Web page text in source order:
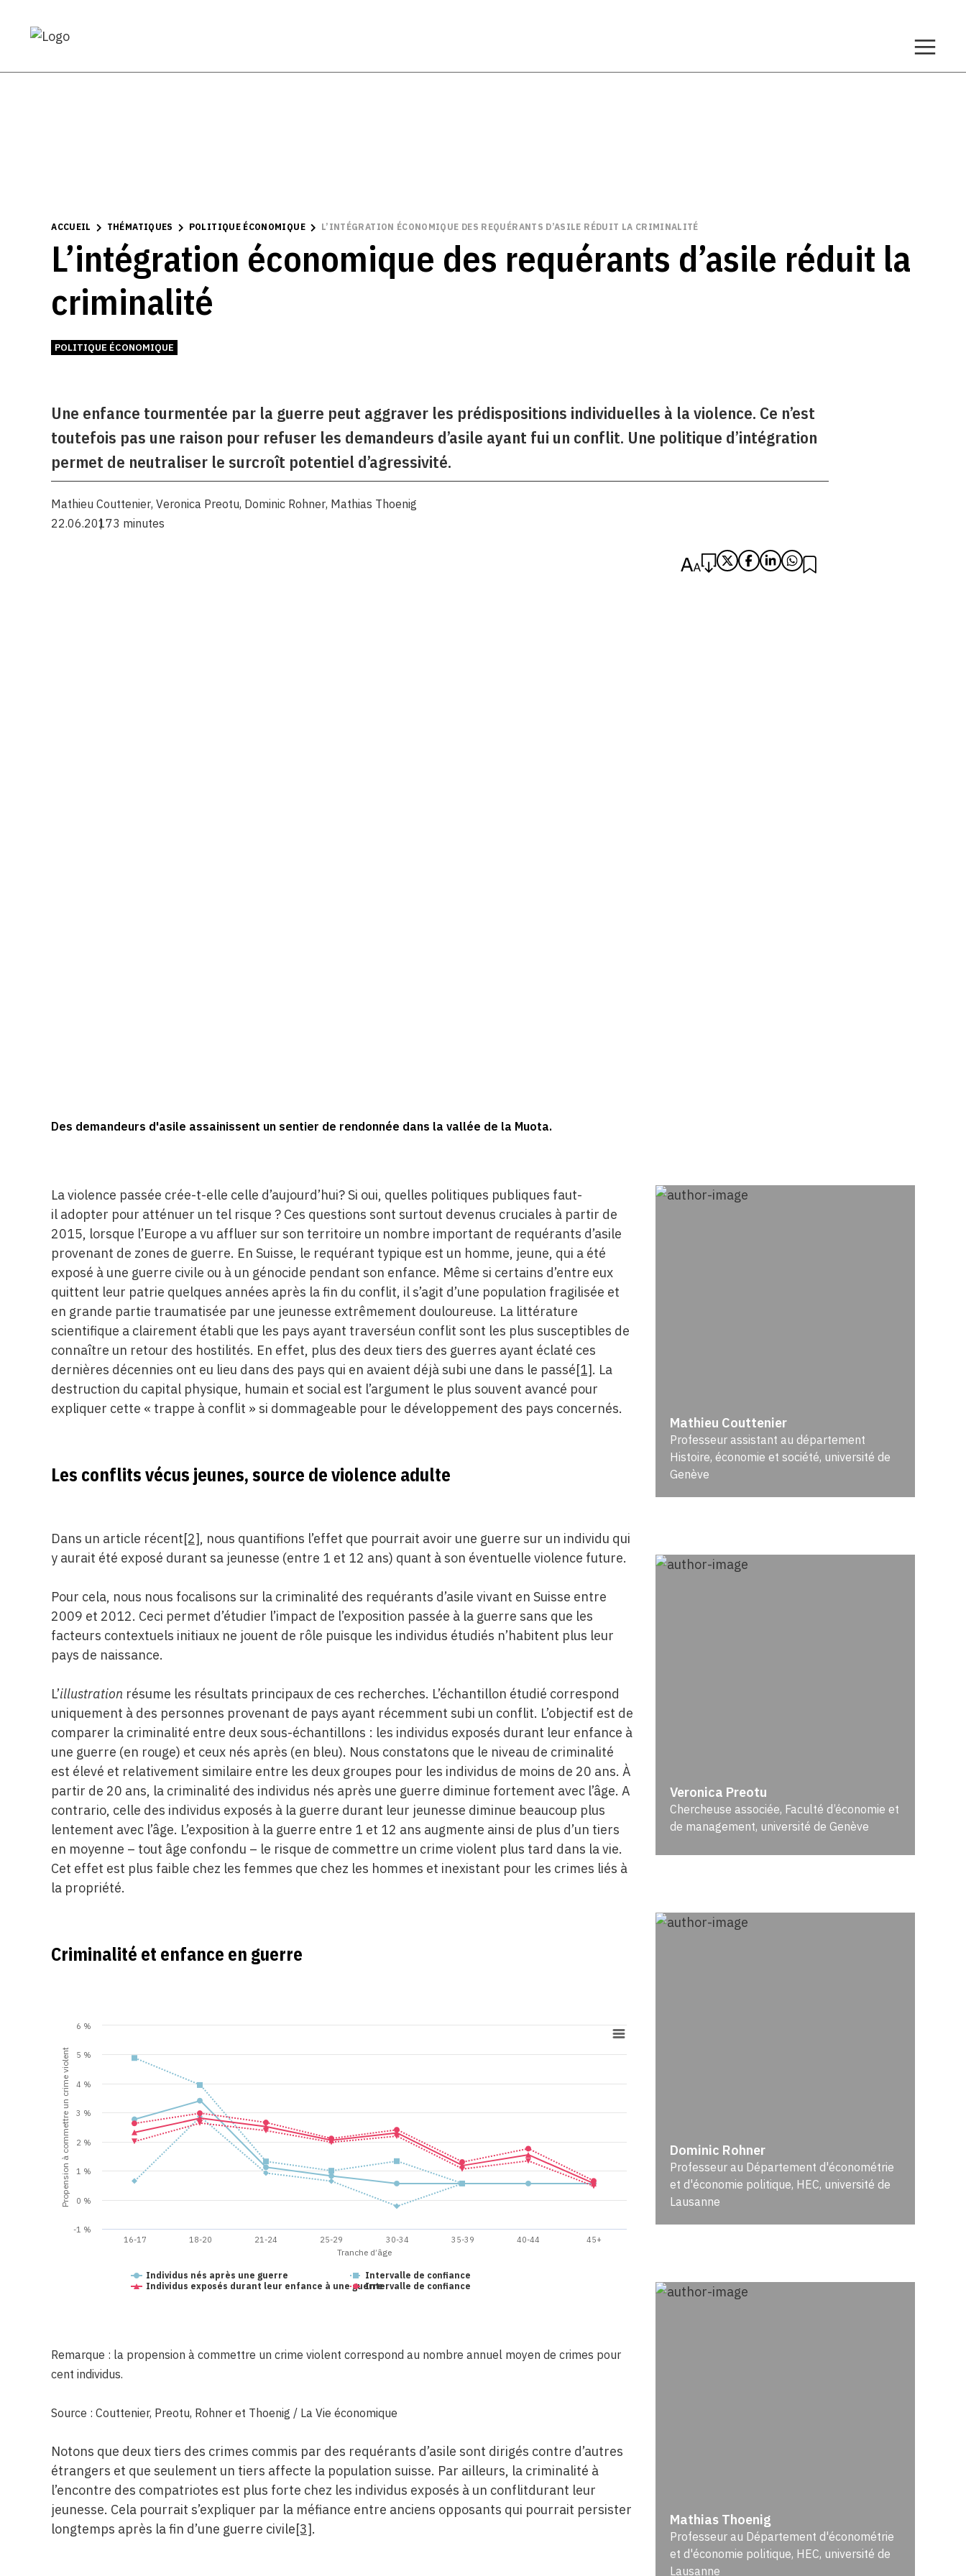
ACCUEIL THÉMATIQUES POLITIQUE ÉCONOMIQUE L’INTÉGRATION ÉCONOMIQUE DES REQUÉRANTS D’ASILE RÉDUIT LA CRIMINALITÉ
L’intégration économique des requérants d’asile réduit la
criminalité
POLITIQUE ÉCONOMIQUE
Une enfance tourmentée par la guerre peut aggraver les prédispositions individuelles à la violence. Ce n’est
toutefois pas une raison pour refuser les demandeurs d’asile ayant fui un conflit. Une politique d’intégration
permet de neutraliser le surcroît potentiel d’agressivité.
Mathieu Couttenier,Veronica Preotu, Dominic Rohner, Mathias Thoenig
22.06.20173 minutes
Des demandeurs d'asile assainissent un sentier de rendonnée dans la vallée de la Muota.
La violence passée crée-t-elle celle d’aujourd’hui? Si oui, quelles politiques publiques faut-
il adopter pour atténuer un tel risque ? Ces questions sont surtout devenus cruciales à partir de
2015, lorsque l’Europe a vu affluer sur son territoire un nombre important de requérants d’asile
provenant de zones de guerre. En Suisse, le requérant typique est un homme, jeune, qui a été
exposé à une guerre civile ou à un génocide pendant son enfance. Même si certains d’entre eux
quittent leur patrie quelques années après la fin du conflit, il s’agit d’une population fragilisée et
en grande partie traumatisée par une jeunesse extrêmement douloureuse. La littérature
scientifique a clairement établi que les pays ayant traverséun conflit sont les plus susceptibles de
connaître un retour des hostilités. En effet, plus des deux tiers des guerres ayant éclaté ces
dernières décennies ont eu lieu dans des pays qui en avaient déjà subi une dans le passé[1]. La
destruction du capital physique, humain et social est l’argument le plus souvent avancé pour
expliquer cette « trappe à conflit » si dommageable pour le développement des pays concernés.
Les conflits vécus jeunes, source de violence adulte
Dans un article récent[2], nous quantifions l’effet que pourrait avoir une guerre sur un individu qui
y aurait été exposé durant sa jeunesse (entre 1 et 12 ans) quant à son éventuelle violence future.
Pour cela, nous nous focalisons sur la criminalité des requérants d’asile vivant en Suisse entre
2009 et 2012. Ceci permet d’étudier l’impact de l’exposition passée à la guerre sans que les
facteurs contextuels initiaux ne jouent de rôle puisque les individus étudiés n’habitent plus leur
pays de naissance.
L’illustration résume les résultats principaux de ces recherches. L’échantillon étudié correspond
uniquement à des personnes provenant de pays ayant récemment subi un conflit. L’objectif est de
comparer la criminalité entre deux sous-échantillons : les individus exposés durant leur enfance à
une guerre (en rouge) et ceux nés après (en bleu). Nous constatons que le niveau de criminalité
est élevé et relativement similaire entre les deux groupes pour les individus de moins de 20 ans. À
partir de 20 ans, la criminalité des individus nés après une guerre diminue fortement avec l’âge. A
contrario, celle des individus exposés à la guerre durant leur jeunesse diminue beaucoup plus
lentement avec l’âge. L’exposition à la guerre entre 1 et 12 ans augmente ainsi de plus d’un tiers
en moyenne – tout âge confondu – le risque de commettre un crime violent plus tard dans la vie.
Cet effet est plus faible chez les femmes que chez les hommes et inexistant pour les crimes liés à
la propriété.
Criminalité et enfance en guerre
Tranche d’âge
Propension à commettre un crime violent
Individus nés après une guerre
Intervalle de confiance
Individus exposés durant leur enfance à une guerreIntervalle de confiance
16-17 18-20 21-24 25-29 30-34 35-39 40-44 45+
-1 %
0 %
1 %
2 %
3 %
4 %
5 %
6 %
Remarque : la propension à commettre un crime violent correspond au nombre annuel moyen de crimes pour
cent individus.
Source : Couttenier, Preotu, Rohner et Thoenig / La Vie économique
Notons que deux tiers des crimes commis par des requérants d’asile sont dirigés contre d’autres
étrangers et que seulement un tiers affecte la population suisse. Par ailleurs, la criminalité à
l’encontre des compatriotes est plus forte chez les individus exposés à un conflitdurant leur
jeunesse. Cela pourrait s’expliquer par la méfiance entre anciens opposants qui pourrait persister
longtemps après la fin d’une guerre civile[3].
Mathieu Couttenier
Professeur assistant au département
Histoire, économie et société, université de
Genève
Veronica Preotu
Chercheuse associée, Faculté d’économie et
de management, université de Genève
Dominic Rohner
Professeur au Département d'économétrie
et d'économie politique, HEC, université de
Lausanne
Mathias Thoenig
Professeur au Département d'économétrie
et d'économie politique, HEC, université de
Lausanne